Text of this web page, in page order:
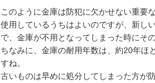
このように金庫は防犯に欠かせない重要
使用しているうちはよいのですが、新し
で、金庫が不用となってしまった時にそ
ちなみに、金庫の耐用年数は、約20年ほ
すね。
古いものは早めに処分してしまった方が